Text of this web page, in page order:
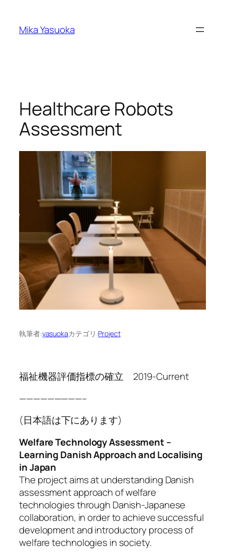
Mika Yasuoka
Healthcare Robots
Assessment
執筆者:yasuokaカテゴリ:Project
福祉機器評価指標の確立 2019-Current
—————————–
(日本語は下にあります)
Welfare Technology Assessment –
Learning Danish Approach and Localising
in Japan
The project aims at understanding Danish
assessment approach of welfare
technologies through Danish-Japanese
collaboration, in order to achieve successful
development and introductory process of
welfare technologies in society.